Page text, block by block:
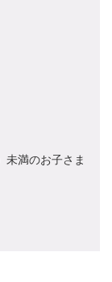
未満のお子さま